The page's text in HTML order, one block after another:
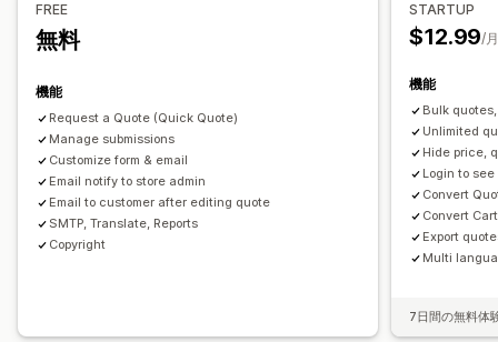
通知
管理アラート
見積の更新
FREE
無料
機能
Request a Quote (Quick Quote)
Manage submissions
Customize form & email
Email notify to store admin
Email to customer after editing quote
SMTP, Translate, Reports
Copyright
STARTUP
$12.99/
機能
Bulk
Unlimited
Hide price,
Login to
Convert
Convert
Export
Multi
7日間の無料体